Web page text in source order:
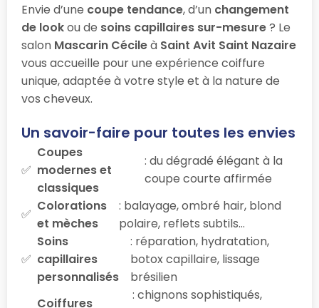
Envie d’une coupe tendance, d’un changement
de lookou de soins capillaires sur-mesure? Le
salon Mascarin Cécileà Saint Avit Saint Nazaire
vous accueille pour une expérience coiffure
unique, adaptée à votre style et à la nature de
vos cheveux.
Un savoir-faire pour toutes les envies
Coupes
modernes et
classiques
: du dégradé élégant à la
coupe courte affirmée
Colorations
et mèches
: balayage, ombré hair, blond
polaire, reflets subtils…
Soins
capillaires
personnalisés
: réparation, hydratation,
botox capillaire, lissage
brésilien
Coiffures
: chignons sophistiqués,